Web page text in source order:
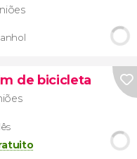
de bicicleta